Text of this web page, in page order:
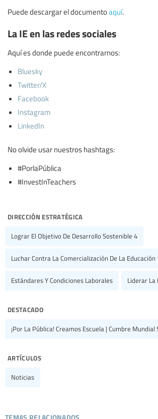
Puede descargar el documentoaquí.
La IE en las redes sociales
Aquí es donde puede encontrarnos:
Bluesky
Twitter/X
Facebook
Instagram
LinkedIn
No olvide usar nuestros hashtags:
#PorlaPública
#InvestInTeachers
dirección estratégica
Lograr El Objetivo De Desarrollo Sostenible 4
Luchar Contra La Comercialización De La Educación
Estándares Y Condiciones Laborales Liderar La
destacado
¡Por La Pública! Creamos Escuela | Cumbre
artículos
Noticias
temas relacionados